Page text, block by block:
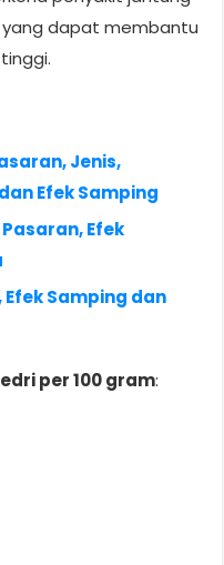
yang dapat membantu
Jenis,
Efek Samping
Efek
Efek Samping dan
per 100 gram: